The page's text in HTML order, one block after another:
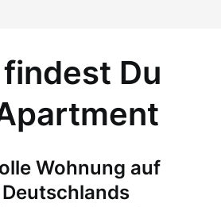
Du
Wohnung auf